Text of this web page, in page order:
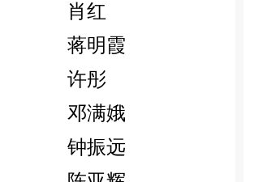
肖红
蒋明霞
许彤
邓满娥
钟振远